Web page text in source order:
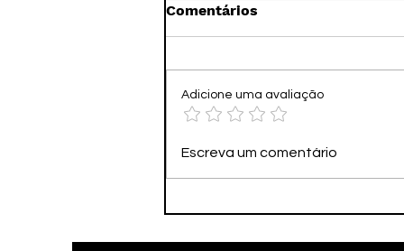
🌆🏗️ ECO CITY –
CELULAR!
Comentários
Adicione uma avaliação
Escreva um comentário